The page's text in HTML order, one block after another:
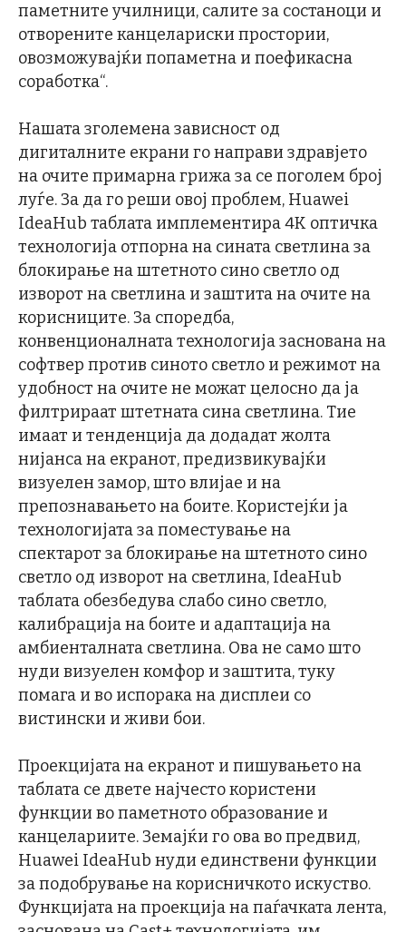
паметните училници, салите за состаноци и
отворените канцелариски простории,
овозможувајќи попаметна и поефикасна
соработка“.
Нашата зголемена зависност од
дигиталните екрани го направи здравјето
на очите примарна грижа за се поголем број
луѓе. За да го реши овој проблем, Huawei
IdeaHub таблата имплементира 4K оптичка
технологија отпорна на сината светлина за
блокирање на штетното сино светло од
изворот на светлина и заштита на очите на
корисниците. За споредба,
конвенционалната технологија заснована на
софтвер против синото светло и режимот на
удобност на очите не можат целосно да ја
филтрираат штетната сина светлина. Тие
имаат и тенденција да додадат жолта
нијанса на екранот, предизвикувајќи
визуелен замор, што влијае и на
препознавањето на боите. Користејќи ја
технологијата за поместување на
спектарот за блокирање на штетното сино
светло од изворот на светлина, IdeaHub
таблата обезбедува слабо сино светло,
калибрација на боите и адаптација на
амбиенталната светлина. Ова не само што
нуди визуелен комфор и заштита, туку
помага и во испорака на дисплеи со
вистински и живи бои.
Проекцијата на екранот и пишувањето на
таблата се двете најчесто користени
функции во паметното образование и
канцелариите. Земајќи го ова во предвид,
Huawei IdeaHub нуди единствени функции
за подобрување на корисничкото искуство.
Функцијата на проекција на паѓачката лента,